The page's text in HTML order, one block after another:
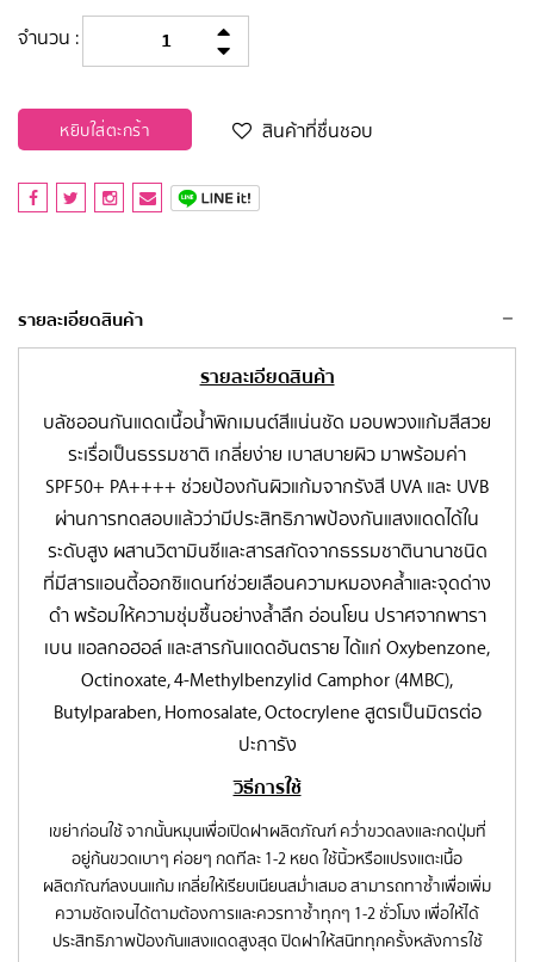
จำนวน :
หยิบใส่ตะกร้า สินค้าที่ชื่นชอบ
รายละเอียดสินค้า
รายละเอียดสินค้า
บลัชออนกันแดดเนื้อน้ำพิกเมนต์สีแน่นชัด มอบพวงแก้มสีสวย
ระเรื่อเป็นธรรมชาติ เกลี่ยง่าย เบาสบายผิว มาพร้อมค่า
SPF50+ PA++++ ช่วยป้องกันผิวแก้มจากรังสี UVA และ UVB
ผ่านการทดสอบแล้วว่ามีประสิทธิภาพป้องกันแสงแดดได้ใน
ระดับสูง ผสานวิตามินซีและสารสกัดจากธรรมชาตินานาชนิด
ที่มีสารแอนตี้ออกซิแดนท์ช่วยเลือนความหมองคล้ำและจุดด่าง
ดำ พร้อมให้ความชุ่มชื้นอย่างล้ำลึก อ่อนโยน ปราศจากพารา
เบน แอลกอฮอล์ และสารกันแดดอันตราย ได้แก่ Oxybenzone,
Octinoxate, 4-Methylbenzylid Camphor (4MBC),
Butylparaben, Homosalate, Octocrylene สูตรเป็นมิตรต่อ
ปะการัง
วิธีการใช้
เขย่าก่อนใช้ จากนั้นหมุนเพื่อเปิดฝาผลิตภัณฑ์ คว่ำขวดลงและกดปุ่มที่
อยู่ก้นขวดเบาๆ ค่อยๆ กดทีละ 1-2 หยด ใช้นิ้วหรือแปรงแตะเนื้อ
ผลิตภัณฑ์ลงบนแก้ม เกลี่ยให้เรียบเนียนสม่ำเสมอ สามารถทาซ้ำเพื่อเพิ่ม
ความชัดเจนได้ตามต้องการและควรทาซ้ำทุกๆ 1-2 ชั่วโมง เพื่อให้ได้
ประสิทธิภาพป้องกันแสงแดดสูงสุด ปิดฝาให้สนิททุกครั้งหลังการใช้